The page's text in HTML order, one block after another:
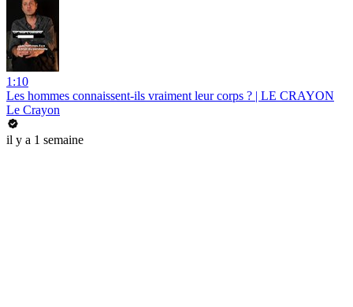
1:10
Les hommes connaissent-ils vraiment leur corps ? | LE CRAYON
Le Crayon
il y a 1 semaine